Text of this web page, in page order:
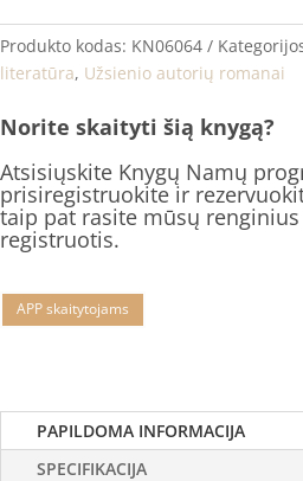
Produkto kodas: KN06064
literatūra, Užsienio autorių romanai
Norite skaityti šią knygą?
Atsisiųskite Knygų Namų
prisiregistruokite ir
taip pat rasite mūsų
registruotis.
APP skaitytojams
PAPILDOMA INFORMACIJA
SPECIFIKACIJA